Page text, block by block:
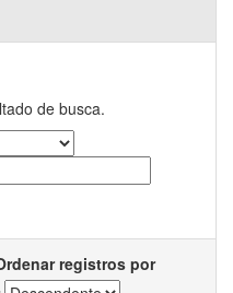
de busca.
registros por